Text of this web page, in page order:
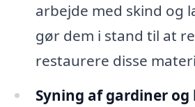
arbejde med skind og
gør dem i stand til at
restaurere disse
Syning af gardiner